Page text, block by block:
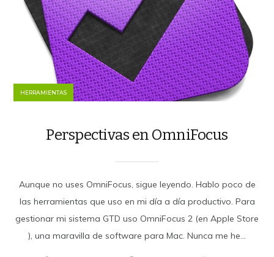
HERRAMIENTAS
Perspectivas en OmniFocus
Aunque no uses OmniFocus, sigue leyendo. Hablo poco de
las herramientas que uso en mi día a día productivo. Para
gestionar mi sistema GTD uso OmniFocus 2 (en Apple Store
), una maravilla de software para Mac. Nunca me he...